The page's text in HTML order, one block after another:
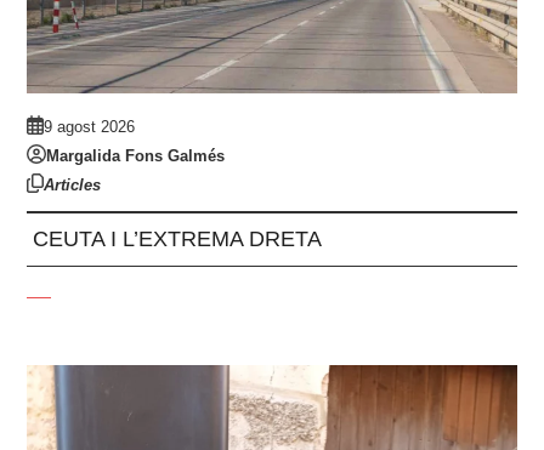
9 agost 2026
Margalida Fons Galmés
Articles
CEUTA I L’EXTREMA DRETA